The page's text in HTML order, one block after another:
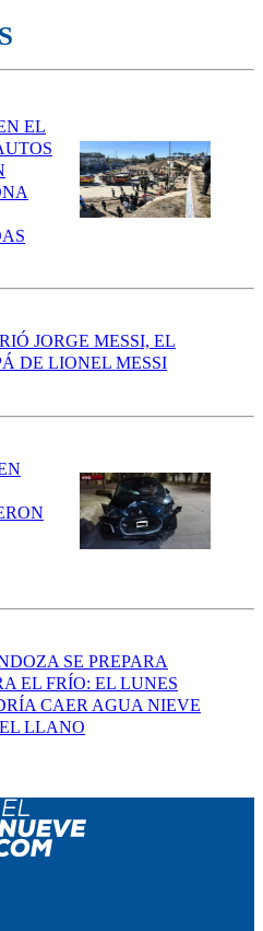
EL
JORGE MESSI, EL
DE LIONEL MESSI
SE PREPARA
EL FRÍO: EL LUNES
CAER AGUA NIEVE
LLANO